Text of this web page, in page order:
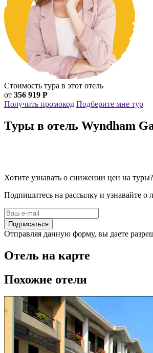
Стоимость тура в этот отель
от 356 919 Р
Получить промокод Подберите мне тур
Туры в отель Wyndham
Хотите узнавать о снижении цен на туры?
Подпишитесь на рассылку и узнавайте
Подписаться
Отправляя данную форму, вы даете
Отель на карте
Похожие отели